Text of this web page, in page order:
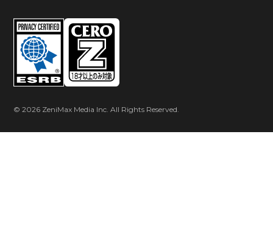
© 2026 ZeniMax Media Inc. All Rights Reserved.